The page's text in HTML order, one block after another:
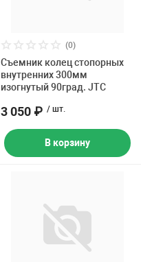
(0)
Съемник колец стопорных
внутренних 300мм
изогнутый 90град. JTC
3 050 ₽ / шт.
В корзину